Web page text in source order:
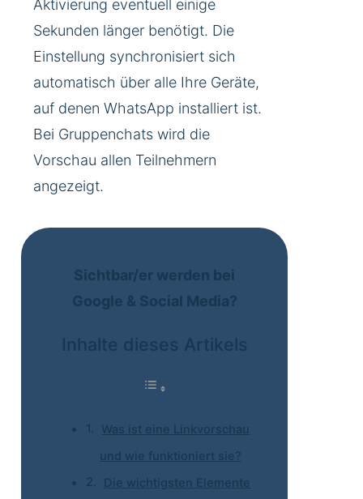
Aktivierung eventuell einige
Sekunden länger benötigt. Die
Einstellung synchronisiert sich
automatisch über alle Ihre Geräte,
auf denen WhatsApp installiert ist.
Bei Gruppenchats wird die
Vorschau allen Teilnehmern
angezeigt.
Sichtbar/er werden bei
Google & Social Media?
Inhalte dieses Artikels
Was ist eine Linkvorschau
und wie funktioniert sie?
Die wichtigsten Elemente